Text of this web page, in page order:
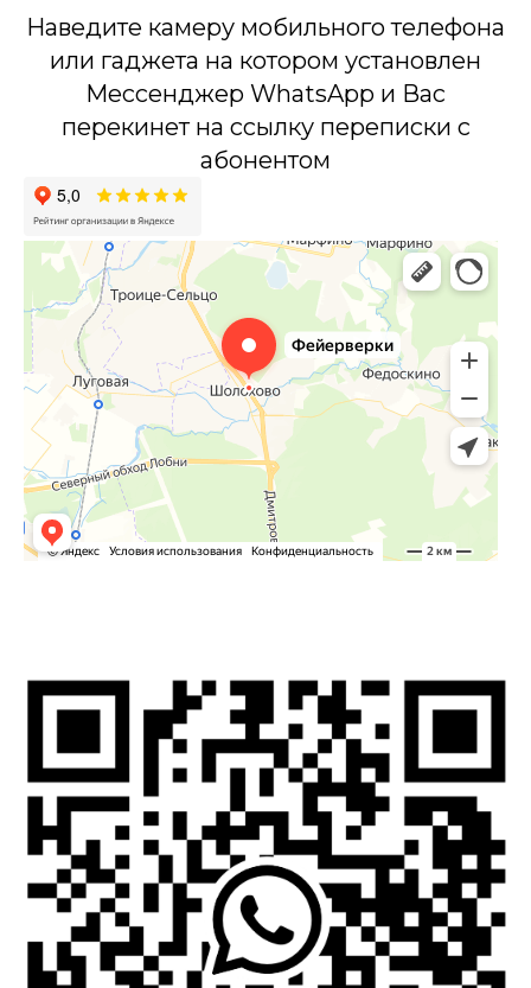
Наведите камеру мобильного телефона
или гаджета на котором установлен
Мессенджер WhatsApp и Вас
перекинет на ссылку переписки с
абонентом